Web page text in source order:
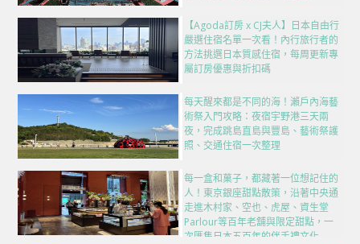
【Agoda訂房 x CJ夫人】日本自由行
嚴選住宿名單一次看！內行旅行者的
方法挑選日本質感住宿，每周更新專
屬訂房優惠與折扣碼
每天醒來都是不同的海！瀨戶內海藝
術祭入門攻略：夜宿宇野港三天兩
夜，完成跳島直島與豐島、藝術祭護
照、交通住宿一次整理
每一盒和菓子，都藏著一位想記住的
人！東京銀座甜點散策，沿著中央通
走進木村家、空也、虎屋、資生堂
Parlour等百年老舖與限定甜點，一
次匯集日本五百年的伴手禮文化